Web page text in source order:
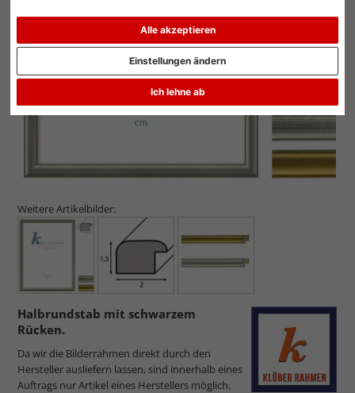
Alle akzeptieren
Ich lehne ab
Einstellungen ändern
Weitere Artikelbilder:
Halbrundstab mit schwarzem
Rücken.
Da wir die Bilderrahmen direkt durch den
Hersteller ausliefern lassen, sind innerhalb eines
Auftrags nur Artikel eines Herstellers möglich.